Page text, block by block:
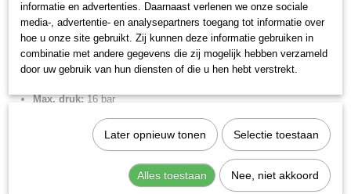
8024986586657
Productcode leverancier
2L36012
Netto gewicht
0,03 Kg
Insteekkoppeling metrisch, knie draaibaar, kunststof.
Merk:Metal Work
Max. druk:16 bar
-0.99 bar
60 °C
informatie en advertenties. Daarnaast verlenen we onze sociale
media-, advertentie- en analysepartners toegang tot informatie over
hoe u onze site gebruikt. Zij kunnen deze informatie gebruiken in
combinatie met andere gegevens die zij mogelijk hebben verzameld
door uw gebruik van hun diensten of die u hen hebt verstrekt.
Later opnieuw tonen Selectie toestaan
Alles toestaan Nee, niet akkoord